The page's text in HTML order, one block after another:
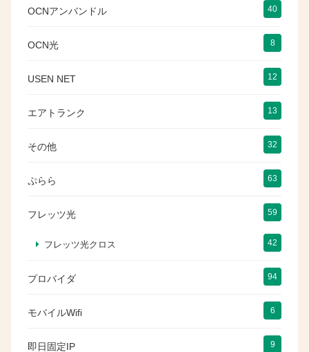
OCNアンバンドル 40
OCN光 8
USEN NET 12
エアトランク 13
その他 32
ぷらら 63
フレッツ光 59
フレッツ光クロス 42
プロバイダ 94
モバイルWifi 6
即日固定IP 9